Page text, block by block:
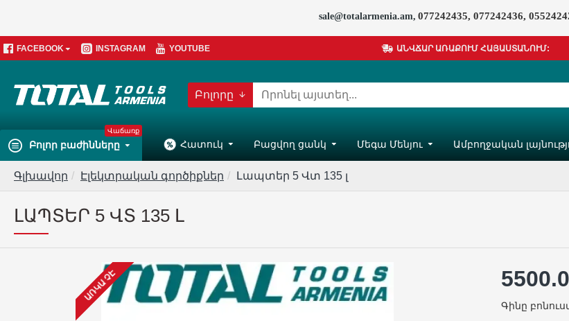
sale@totalarmenia.am, 077242435, 077242436,
FACEBOOK INSTAGRAM YOUTUBE ԱՆՎՃԱՐ ԱՌԱՔՈՒՄ ՀԱՅԱՍՏԱՆՈՒՄ:
Բոլորը
Բոլոր բաժինները
Վաճառք
Հատուկ Բացվող ցանկ Մեգա Մենյու Ամբողջական
Գլխավոր Էլեկտրական գործիքներ Լապտեր 5 Վտ 135 լ
ԼԱՊՏԵՐ 5 ՎՏ 135 Լ
ԱՌԿԱ ՉԷ
Գինը